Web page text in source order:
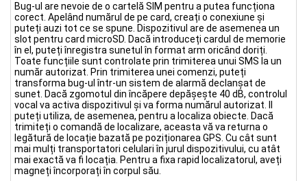
Bug-ul are nevoie de o cartelă SIM pentru a putea funcționa
corect. Apelând numărul de pe card, creați o conexiune și
puteți auzi tot ce se spune. Dispozitivul are de asemenea un
slot pentru card microSD. Dacă introduceți cardul de memorie
în el, puteți înregistra sunetul în format arm oricând doriți.
Toate funcțiile sunt controlate prin trimiterea unui SMS la un
număr autorizat. Prin trimiterea unei comenzi, puteți
transforma bug-ul într-un sistem de alarmă declanșat de
sunet. Dacă zgomotul din încăpere depășește 40 dB, controlul
vocal va activa dispozitivul și va forma numărul autorizat. Il
puteți utiliza, de asemenea, pentru a localiza obiecte. Dacă
trimiteți o comandă de localizare, aceasta vă va returna o
legătură de locație bazată pe poziționarea GPS. Cu cât sunt
mai mulți transportatori celulari în jurul dispozitivului, cu atât
mai exactă va fi locația. Pentru a fixa rapid localizatorul, aveți
magneți încorporați în corpul său.